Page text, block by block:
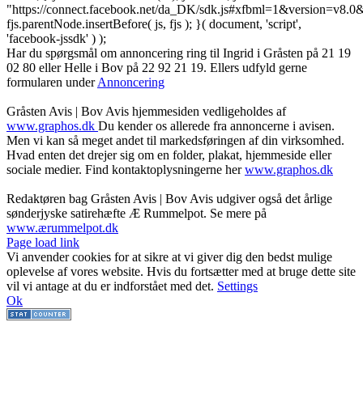
"https://connect.facebook.net/da_DK/
fjs.parentNode.insertBefore( js, fjs ); }( document, 'script',
'facebook-jssdk' ) );
Har du spørgsmål om annoncering ring til Ingrid i Gråsten på 21 19
02 80 ‬eller Helle i Bov på 22 92 21 19‬. Ellers udfyld gerne
formularen underAnnoncering
Gråsten Avis | Bov Avis hjemmesiden vedligeholdes af
www.graphos.dk Du kender os allerede fra annoncerne i avisen.
Men vi kan så meget andet til markedsføringen af din virksomhed.
Hvad enten det drejer sig om en folder, plakat, hjemmeside eller
sociale medier. Find kontaktoplysningerne herwww.graphos.dk
Redaktøren bag Gråsten Avis | Bov Avis udgiver også det årlige
sønderjyske satirehæfte Æ Rummelpot. Se mere på
www.ærummelpot.dk
Facebook
Facebook
Facebook
Facebook
Instagram
Instagram
Instagram
LinkedIn
Page load link
Vi anvender cookies for at sikre at vi giver dig den bedst mulige
oplevelse af vores website. Hvis du fortsætter med at bruge dette site
vil vi antage at du er indforstået med det. Settings
Ok
Go